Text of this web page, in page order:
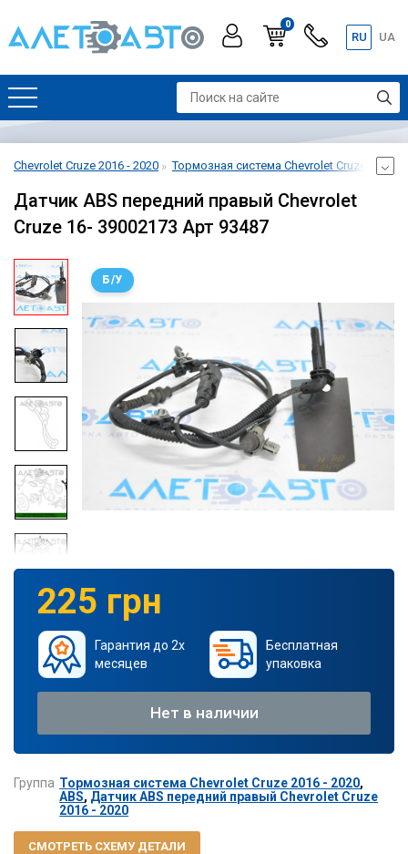
0
RU UA
Chevrolet Cruze 2016 - 2020 Тормозная система Chevrolet Cruze 2016 -
Датчик ABS передний правый Chevrolet
Cruze 16- 39002173 Арт 93487
Б/У
225 грн
Гарантия до 2х
месяцев
Бесплатная
упаковка
Нет в наличии
Группа Тормозная система Chevrolet Cruze 2016 - 2020,
ABS, Датчик ABS передний правый Chevrolet Cruze
2016 - 2020
СМОТРЕТЬ СХЕМУ ДЕТАЛИ